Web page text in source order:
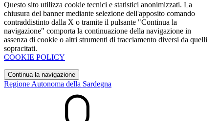
Questo sito utilizza cookie tecnici e statistici anonimizzati. La
chiusura del banner mediante selezione dell'apposito comando
contraddistinto dalla X o tramite il pulsante "Continua la
navigazione" comporta la continuazione della navigazione in
assenza di cookie o altri strumenti di tracciamento diversi da quelli
sopracitati.
COOKIE POLICY
Continua la navigazione
Regione Autonoma della Sardegna